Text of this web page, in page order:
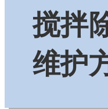
搅拌
维护